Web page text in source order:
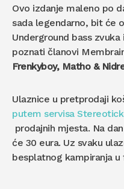
Ovo izdanje maleno po
sada legendarno, bit će
Underground bass
poznati članovi
Frenkyboy, Matho &
Ulaznice u pretprodaji
putem servisa
prodajnih mjesta. Na
će 30 eura. Uz svaku
besplatnog kampiranja